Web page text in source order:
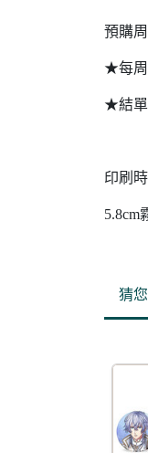
預購
★每周
★結單
印刷
5.8cm
猜